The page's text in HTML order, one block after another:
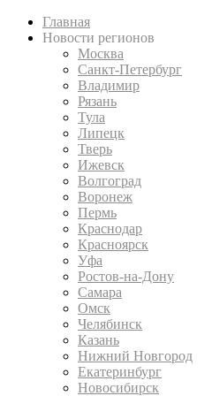
Главная
Новости регионов
Москва
Санкт-Петербург
Владимир
Рязань
Тула
Липецк
Тверь
Ижевск
Волгоград
Воронеж
Пермь
Краснодар
Красноярск
Уфа
Ростов-на-Дону
Самара
Омск
Челябинск
Казань
Нижний Новгород
Екатеринбург
Новосибирск